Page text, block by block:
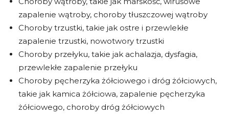
zapalenie wątroby, choroby tłuszczowej wątroby
Choroby trzustki, takie jak ostre i przewlekłe
zapalenie trzustki, nowotwory trzustki
Choroby przełyku, takie jak achalazja, dysfagia,
przewlekłe zapalenie przełyku
Choroby pęcherzyka żółciowego i dróg żółciowych,
takie jak kamica żółciowa, zapalenie pęcherzyka
żółciowego, choroby dróg żółciowych